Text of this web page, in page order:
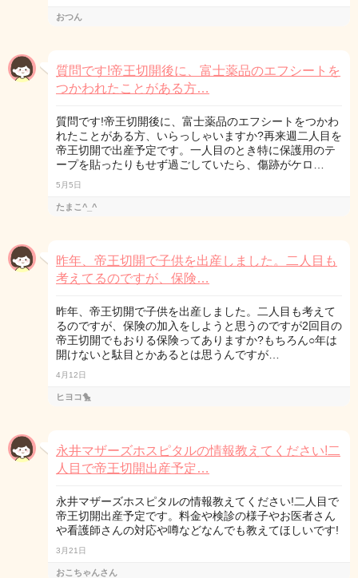
おつん
質問です!帝王切開後に、富士薬品のエフシートを
つかわれたことがある方…
質問です!帝王切開後に、富士薬品のエフシートをつかわ
れたことがある方、いらっしゃいますか?再来週二人目を
帝王切開で出産予定です。一人目のとき特に保護用のテ
ープを貼ったりもせず過ごしていたら、傷跡がケロ…
5月5日
たまこ^_^
昨年、帝王切開で子供を出産しました。二人目も
考えてるのですが、保険…
昨年、帝王切開で子供を出産しました。二人目も考えて
るのですが、保険の加入をしようと思うのですが2回目の
帝王切開でもおりる保険ってありますか?もちろん○年は
開けないと駄目とかあるとは思うんですが…
4月12日
ヒヨコ🐤
永井マザーズホスピタルの情報教えてください!二
人目で帝王切開出産予定…
永井マザーズホスピタルの情報教えてください!二人目で
帝王切開出産予定です。料金や検診の様子やお医者さん
や看護師さんの対応や噂などなんでも教えてほしいです!
3月21日
おこちゃんさん